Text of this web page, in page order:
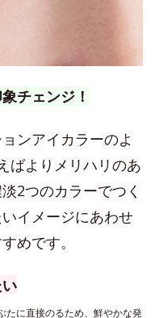
チェンジ！
ンアイカラーのよ
ばよりメリハリのあ
2つのカラーでつく
イメージにあわせ
めです。
たに直接のるため、鮮やかな発